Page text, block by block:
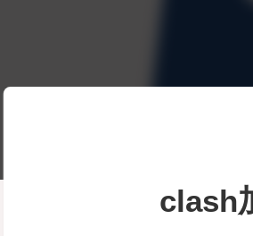
clash